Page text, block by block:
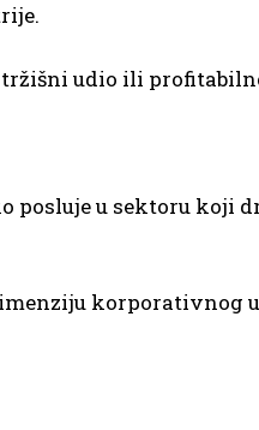
udio ili
posluje u sektoru koji